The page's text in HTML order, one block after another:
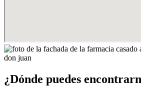
¿Dónde puedes